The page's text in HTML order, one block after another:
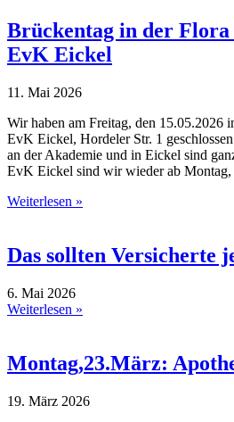
Brückentag in der Flora
EvK Eickel
11. Mai 2026
Wir haben am Freitag, den 15.05.2026
EvK Eickel, Hordeler Str. 1
an der Akademie und in Eickel sind
EvK Eickel sind wir wieder ab
Weiterlesen »
Das sollten Versicherte
6. Mai 2026
Weiterlesen »
Montag,23.März:
19. März 2026